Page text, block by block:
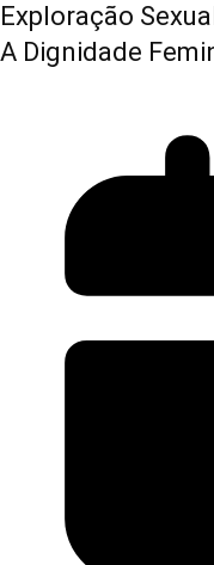
Exploração
A Dignidade